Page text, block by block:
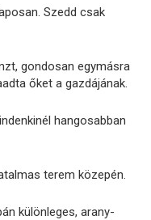
Szedd csak
gondosan egymásra
őket a gazdájának.
hangosabban
terem közepén.
különleges, arany-